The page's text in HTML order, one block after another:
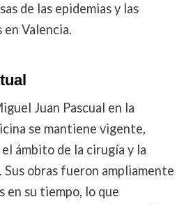
de las epidemias y las
Valencia.
Juan Pascual en la
se mantiene vigente,
ámbito de la cirugía y la
obras fueron ampliamente
en su tiempo, lo que